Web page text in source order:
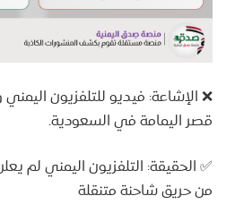
❌ الإشاعة: فيديو للتلفزيون
قصر اليمامة في السعودية.
✅ الحقيقة: التلفزيون اليمني لم
من حريق شاحنة متنقلة